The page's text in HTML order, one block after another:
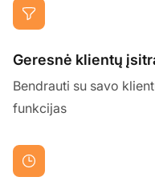
Geresnė klientų
Bendrauti su savo
funkcijas